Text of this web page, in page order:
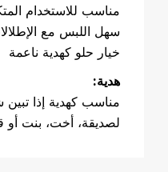
مناسب للاستخدام
سهل اللبس مع
خيار حلو كهدية ناعمة
:هدية
مناسب كهدية إذا
لصديقة، أخت، بنت أو